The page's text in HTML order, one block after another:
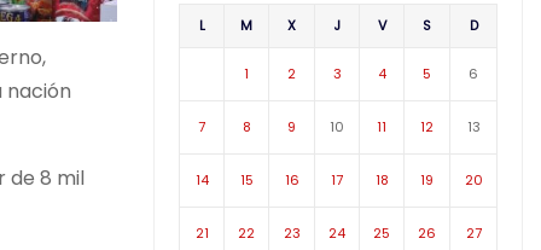
nación
de 8 mil
L M X J V S D
1 2 3 4 5 6
7 8 9 10 11 12 13
14 15 16 17 18 19 20
21 22 23 24 25 26 27